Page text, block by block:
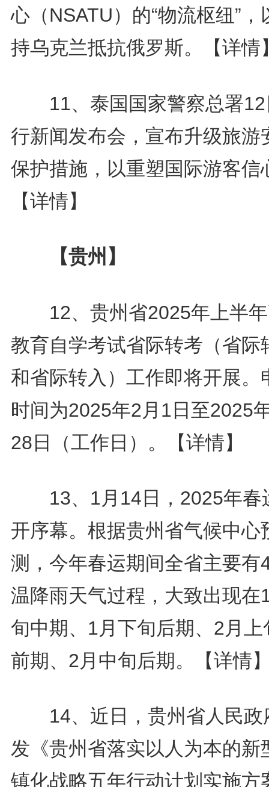
心（NSATU）的“物流枢纽”，
持乌克兰抵抗俄罗斯。
【详情
11、泰国国家警察总署12
行新闻发布会，宣布升级旅游
保护措施，以重塑国际游客信
【详情】
【贵州】
12、贵州省2025年上半年
教育自学考试省际转考（省际
和省际转入）工作即将开展。
时间为2025年2月1日至2025
28日（工作日）。
【详情】
13、1月14日，2025年春
开序幕。根据贵州省气候中心
测，今年春运期间全省主要有
温降雨天气过程，大致出现在
旬中期、1月下旬后期、2月上
前期、2月中旬后期。
【详情
14、近日，贵州省人民政
发《贵州省落实以人为本的新
镇化战略五年行动计划实施方